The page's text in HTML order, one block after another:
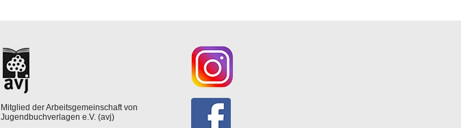
Mitglied der Arbeitsgemeinschaft von
Jugendbuchverlagen e.V. (avj)